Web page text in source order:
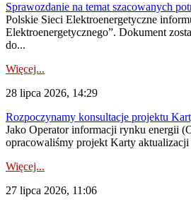
Sprawozdanie na temat szacowanych
Polskie Sieci Elektroenergetyczne
Elektroenergetycznego”. Dokument
do...
Więcej...
28 lipca 2026, 14:29
Rozpoczynamy konsultacje projektu
Jako Operator informacji rynku energii
opracowaliśmy projekt Karty
Więcej...
27 lipca 2026, 11:06